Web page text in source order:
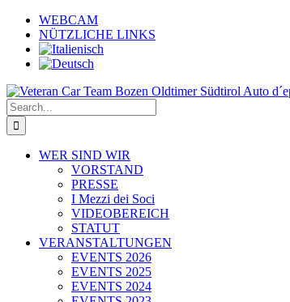
Skip
content
WEBCAM
NÜTZLICHE LINKS
Search
for:
WER SIND WIR
VORSTAND
PRESSE
I Mezzi dei Soci
VIDEOBEREICH
STATUT
VERANSTALTUNGEN
EVENTS 2026
EVENTS 2025
EVENTS 2024